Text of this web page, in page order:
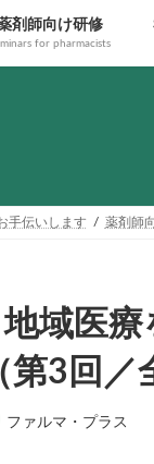
剤師向け研修
for pharmacists
手伝いします 薬剤師
地域医
第3回／
ファルマ・プラス